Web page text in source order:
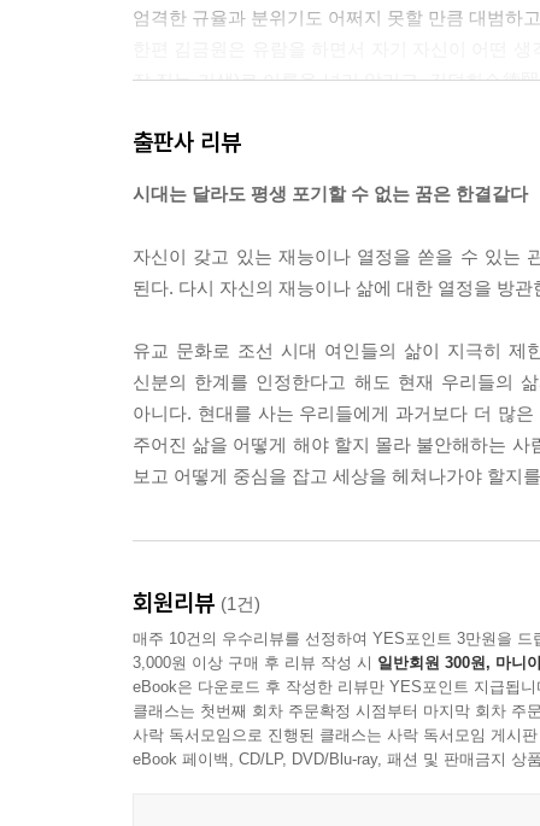
- 인조반정에 함께 참여한 종형제 이서
- 등과의 기쁨도 잠시
- 빗속의 꽃상여는 구슬프게 떠나가고
- 후손에게 재물과 식록이 끊이지 않는 심덕부의 묏
* 심희수를 중심으로 한 가계도
- 청송 심씨 인맥에 중흥을 일으킨 이들
엄격한 규율과 분위기도 어쩌지 못할 만큼 대범하
잘 짓는 기생)로 이름을 널리 알리고, 김덕희金德
더욱이 친정집 또한 옥사가 끊이지 않았다. 1580
에 몸을 던져 27세의 나이로 세상을 마감하고 만다.
허초희에게 있어서 죽음은 오히려 피안이요 희망
과 남편으로 인한 주위의 학대와 질시, 거기에다
인 허난설헌 中에서
윤지당允摯堂은 조선 시대의 여성 성리학자로
로, 경전에 대한 조예와 성리학의 이해는 당시의
일타홍은 결국 사랑하는 사람을 뒤로 남겨둔 채 마
“서방님! 오늘로써 이별코자 합니다. 원컨대 귀한
씨 선산에 묻어주시오.”
뜻밖의 일을 당한 심희수는 텅 빈 가슴을 달래면
였다.
일타홍을 실은 꽃상여가 금강에 이르자 홀연 가을
출판사 리뷰
시대는 달라도 평생 포기할 수 없는 꿈은 한결같다
자신이 갖고 있는 재능이나 열정을 쏟을 수 있는
된다. 다시 자신의 재능이나 삶에 대한 열정을 방
유교 문화로 조선 시대 여인들의 삶이 지극히 제
신분의 한계를 인정한다고 해도 현재 우리들의
아니다. 현대를 사는 우리들에게 과거보다 더 많
주어진 삶을 어떻게 해야 할지 몰라 불안해하는
보고 어떻게 중심을 잡고 세상을 헤쳐나가야 할지
회원리뷰 (1건)
매주 10건의 우수리뷰를 선정하여 YES포인트 3만원을 드
3,000원 이상 구매 후 리뷰 작성 시 일반회원 300원, 마니
eBook은 다운로드 후 작성한 리뷰만 YES포인트 지급됩니
클래스는 첫번째 회차 주문확정 시점부터 마지막 회차 주
사락 독서모임으로 진행된 클래스는 사락 독서모임 게시
eBook 페이백, CD/LP, DVD/Blu-ray, 패션 및 판매금지 상